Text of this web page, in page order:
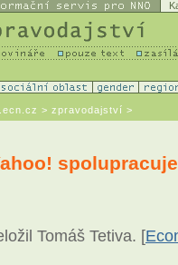
> zpravodajství >
Tomáš Tetiva. [